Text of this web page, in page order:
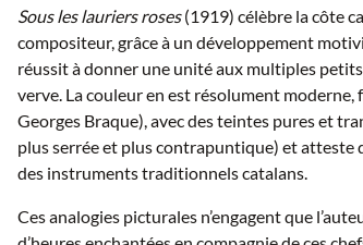
Sous les lauriers roses(1919) célèbre la côte
compositeur, grâce à un développement
réussit à donner une unité aux multiples
verve. La couleur en est résolument
Georges Braque), avec des teintes pures et
plus serrée et plus contrapuntique) et atteste
des instruments traditionnels catalans.
Ces analogies picturales n’engagent que